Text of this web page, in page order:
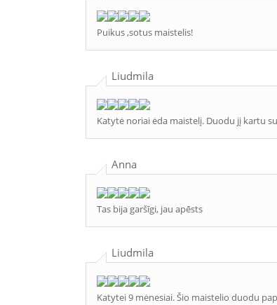
Puikus ,sotus maistelis!
Liudmila
Katytė noriai ėda maistelį. Duodu jį kartu
Anna
Tas bija garšīgi, jau apēsts
Liudmila
Katytei 9 mėnesiai. Šio maistelio duodu